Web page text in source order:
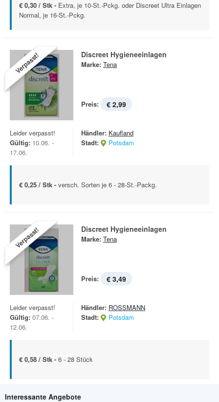
€ 0,30 / Stk - Extra, je 10-St.-Pckg. oder Discreet Ultra Einlagen
Normal, je 16-St.-Pckg.
Verpasst! Discreet Hygieneeinlagen
Marke: Tena
Preis: € 2,99
Leider verpasst!
Gültig: 10.06. -
17.06.
Händler: Kaufland
Stadt:
Potsdam
€ 0,25 / Stk - versch. Sorten je 6 - 28-St.-Packg.
Verpasst! Discreet Hygieneeinlagen
Marke: Tena
Preis: € 3,49
Leider verpasst!
Gültig: 07.06. -
12.06.
Händler: ROSSMANN
Stadt:
Potsdam
€ 0,58 / Stk - 6 - 28 Stück
Interessante Angebote